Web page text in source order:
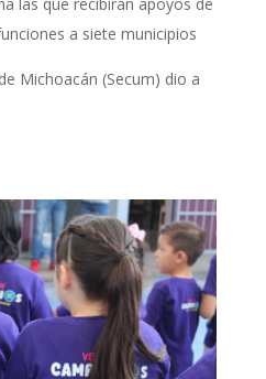
a siete municipios
Michoacán (Secum) dio a